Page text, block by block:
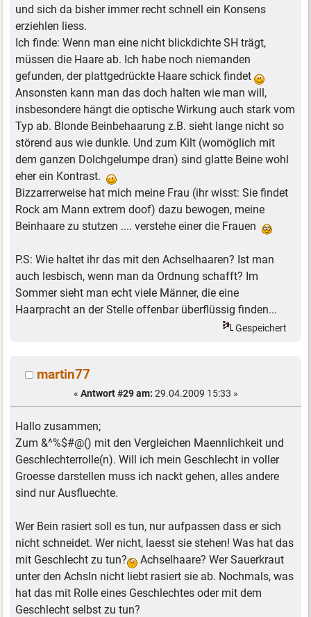
und sich da bisher immer recht schnell ein Konsens
erziehlen liess.
Ich finde: Wenn man eine nicht blickdichte SH trägt,
müssen die Haare ab. Ich habe noch niemanden
gefunden, der plattgedrückte Haare schick findet
Ansonsten kann man das doch halten wie man will,
insbesondere hängt die optische Wirkung auch stark vom
Typ ab. Blonde Beinbehaarung z.B. sieht lange nicht so
störend aus wie dunkle. Und zum Kilt (womöglich mit
dem ganzen Dolchgelumpe dran) sind glatte Beine wohl
eher ein Kontrast.
Bizzarrerweise hat mich meine Frau (ihr wisst: Sie findet
Rock am Mann extrem doof) dazu bewogen, meine
Beinhaare zu stutzen .... verstehe einer die Frauen
P.S: Wie haltet ihr das mit den Achselhaaren? Ist man
auch lesbisch, wenn man da Ordnung schafft? Im
Sommer sieht man echt viele Männer, die eine
Haarpracht an der Stelle offenbar überflüssig finden...
Gespeichert
martin77
« Antwort #29 am: 29.04.2009 15:33 »
Hallo zusammen;
Zum &^%$#@() mit den Vergleichen Maennlichkeit und
Geschlechterrolle(n). Will ich mein Geschlecht in voller
Groesse darstellen muss ich nackt gehen, alles andere
sind nur Ausfluechte.
Wer Bein rasiert soll es tun, nur aufpassen dass er sich
nicht schneidet. Wer nicht, laesst sie stehen! Was hat das
mit Geschlecht zu tun?
Achselhaare? Wer Sauerkraut
unter den Achsln nicht liebt rasiert sie ab. Nochmals, was
hat das mit Rolle eines Geschlechtes oder mit dem
Geschlecht selbst zu tun?